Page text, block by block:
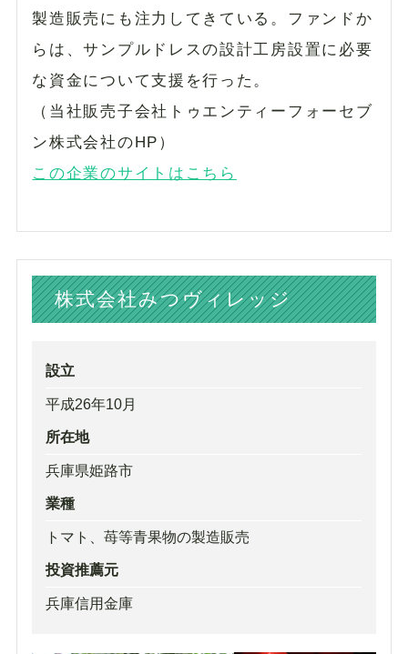
製造販売にも注力してきている。ファンドか
らは、サンプルドレスの設計工房設置に必要
な資金について支援を行った。
（当社販売子会社トゥエンティーフォーセブ
ン株式会社のHP）
この企業のサイトはこちら
株式会社みつヴィレッジ
設立
平成26年10月
所在地
兵庫県姫路市
業種
トマト、苺等青果物の製造販売
投資推薦元
兵庫信用金庫